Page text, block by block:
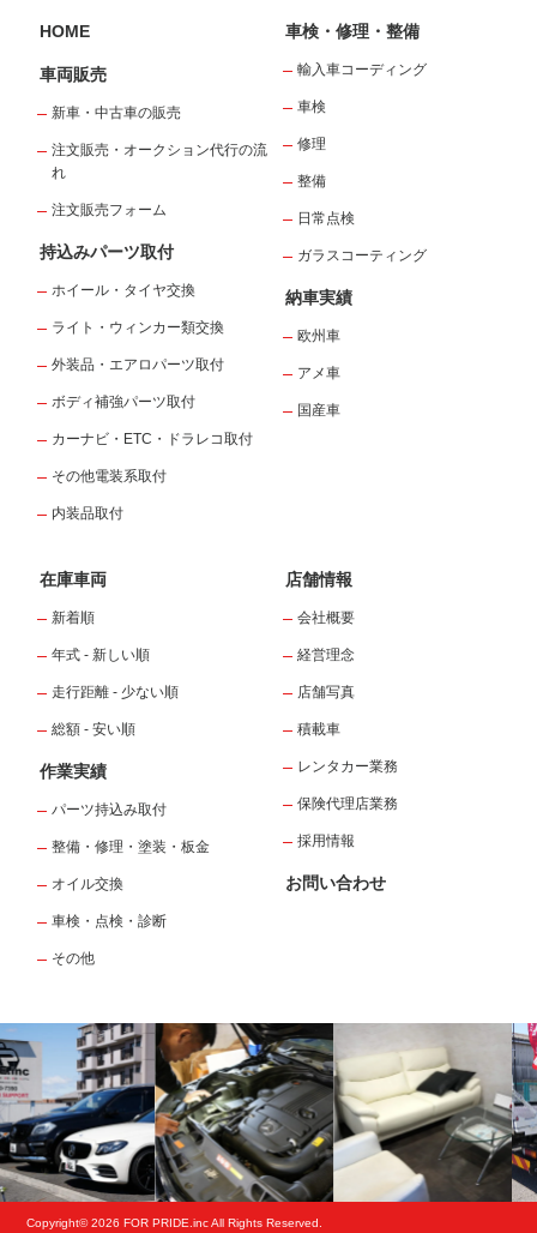
HOME
車両販売
新車・中古車の販売
注文販売・オークション代行の流
れ
注文販売フォーム
持込みパーツ取付
ホイール・タイヤ交換
ライト・ウィンカー類交換
外装品・エアロパーツ取付
ボディ補強パーツ取付
カーナビ・ETC・ドラレコ取付
その他電装系取付
内装品取付
車検・修理・整備
輸入車コーディング
車検
修理
整備
日常点検
ガラスコーティング
納車実績
欧州車
アメ車
国産車
在庫車両
新着順
年式 - 新しい順
走行距離 - 少ない順
総額 - 安い順
作業実績
パーツ持込み取付
整備・修理・塗装・板金
オイル交換
車検・点検・診断
その他
店舗情報
会社概要
経営理念
店舗写真
積載車
レンタカー業務
保険代理店業務
採用情報
お問い合わせ
Copyright© 2026 FOR PRIDE.inc All Rights Reserved.